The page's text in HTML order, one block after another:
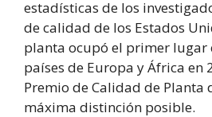
estadísticas de los
de calidad de los Estados
planta ocupó el primer lugar
países de Europa y África en
Premio de Calidad de Planta
máxima distinción posible.